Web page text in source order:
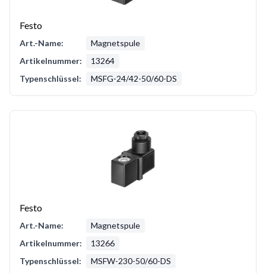
Festo
Art.-Name:
Magnetspule
Artikelnummer:
13264
Typenschlüssel:
MSFG-24/42-50/60-DS
Festo
Art.-Name:
Magnetspule
Artikelnummer:
13266
Typenschlüssel:
MSFW-230-50/60-DS